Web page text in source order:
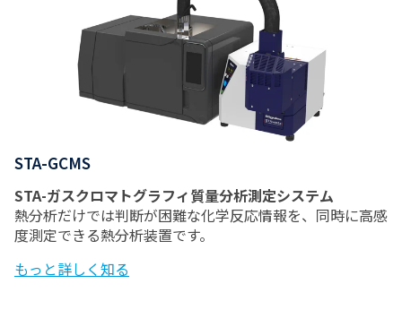
STA-GCMS
STA-ガスクロマトグラフィ質量分析測定システム
熱分析だけでは判断が困難な化学反応情報を、同時に高感
度測定できる熱分析装置です。
もっと詳しく知る